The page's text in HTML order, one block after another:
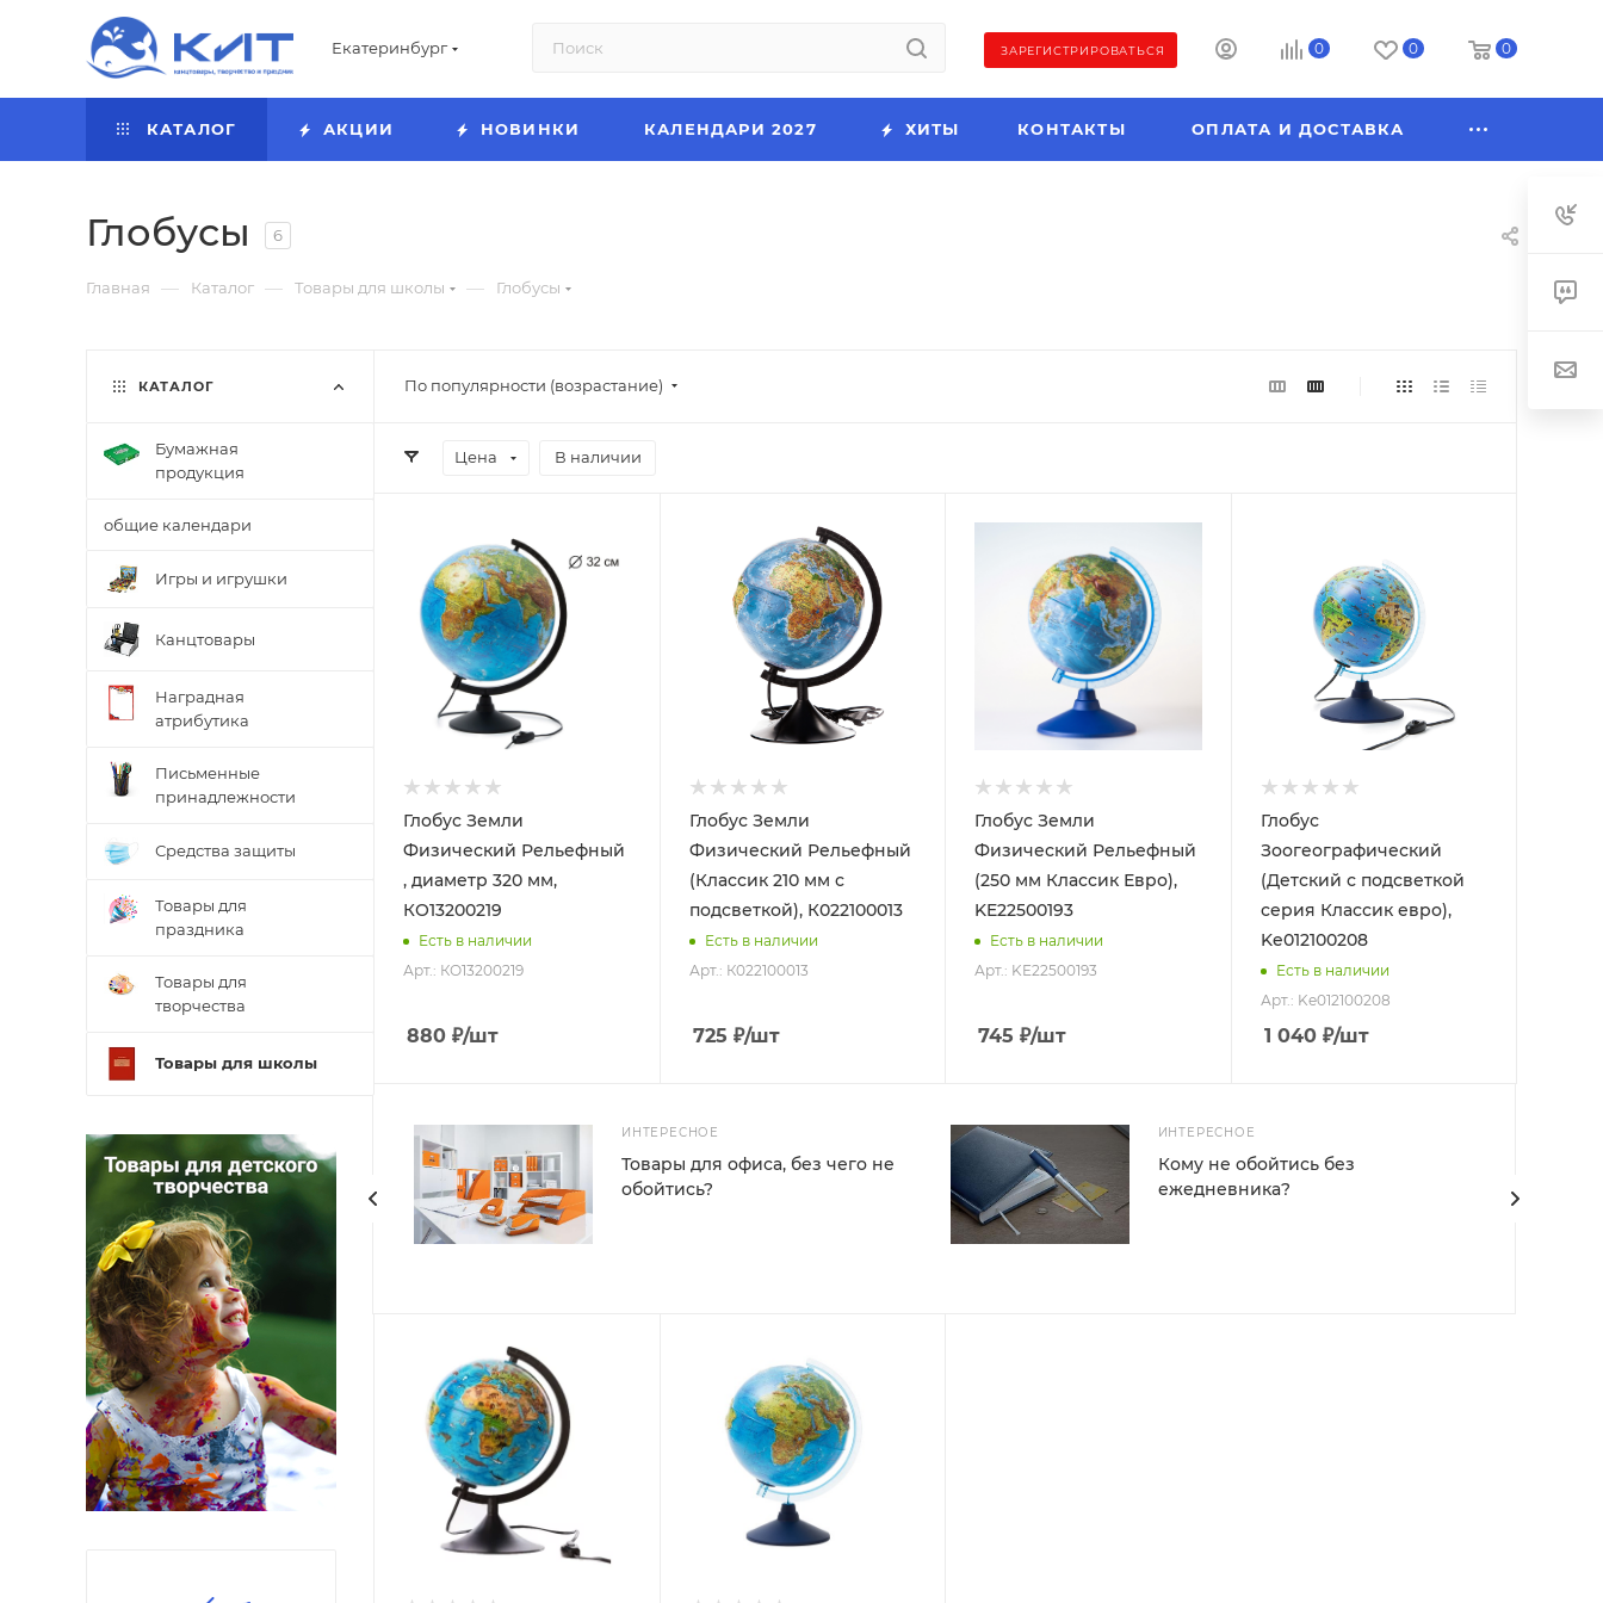
Екатеринбург ЗАРЕГИСТРИРОВАТЬСЯ 0 0 0
КАТАЛОГ АКЦИИ НОВИНКИ КАЛЕНДАРИ 2027 ХИТЫ КОНТАКТЫ ОПЛАТА И ДОСТАВКА
Глобусы 6
Главная — Каталог — Товары для школы — Глобусы
По популярности (возрастание)
Цена В наличии
Глобус Земли
Физический Рельефный
, диаметр 320 мм,
КО13200219
Есть в наличии
Арт.: КО13200219
880 ₽/шт
Глобус Земли
Физический Рельефный
(Классик 210 мм с
подсветкой), К022100013
Есть в наличии
Арт.: К022100013
725 ₽/шт
Глобус Земли
Физический Рельефный
(250 мм Классик Евро),
KE22500193
Есть в наличии
Арт.: KE22500193
745 ₽/шт
Глобус
Зоогеографический
(Детский с подсветкой
серия Классик евро),
Ke012100208
Есть в наличии
Арт.: Ke012100208
1 040₽/шт
ИНТЕРЕСНОЕ
Товары для офиса, без чего не
обойтись?
ИНТЕРЕСНОЕ
Кому не обойтись без
ежедневника?
КАТАЛОГ
Бумажная
продукция
общие календари
Игры и игрушки
Канцтовары
Наградная
атрибутика
Письменные
принадлежности
Средства защиты
Товары для
праздника
Товары для
творчества
Товары для школы